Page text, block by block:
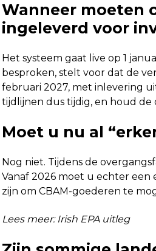
Wanneer moeten
ingeleverd voor
Het systeem gaat live op 1
besproken, stelt voor dat de
februari 2027, met inlevering
tijdlijnen dus tijdig, en houd de
Moet u nu al
Nog niet. Tijdens de
Vanaf 2026 moet u echter een
zijn om CBAM-goederen te
Lees meer: Irish EPA uitleg